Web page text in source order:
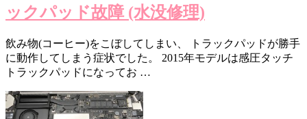
ックパッド故障 (水没修理)
飲み物(コーヒー)をこぼしてしまい、 トラックパッドが勝手
に動作してしまう症状でした。 2015年モデルは感圧タッチ
トラックパッドになってお …